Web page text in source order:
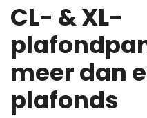
CL- & XL-
meer dan
plafonds